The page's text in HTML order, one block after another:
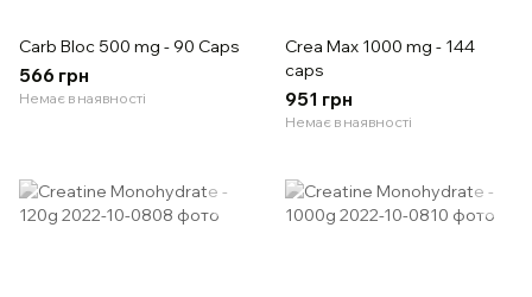
Carb Bloc 500 mg - 90 Caps
566 грн
Немає в наявності
Crea Max 1000 mg - 144
caps
951 грн
Немає в наявності